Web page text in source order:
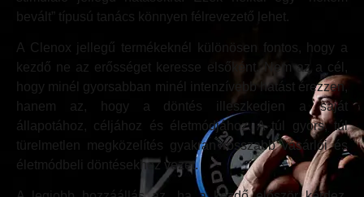
bevált” típusú tanács könnyen félrevezető lehet.
A Clenox jellegű termékeknél különösen fontos, hogy a
kezdő ne az erősséget keresse elsőként. Nem az a cél,
hogy minél gyorsabban minél intenzívebb hatást érezzen,
hanem az, hogy a döntés illeszkedjen a saját
állapotához, céljához és életmódjához. A túl gyors, túl
türelmetlen megközelítés gyakran rosszabb vásárlói és
életmódbeli döntésekhez vezet.